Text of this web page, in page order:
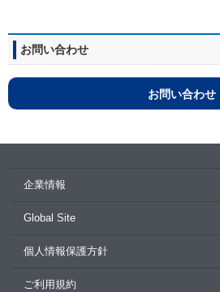
お問い合わせ
お問い合わせ
企業情報
Global Site
個人情報保護方針
ご利用規約